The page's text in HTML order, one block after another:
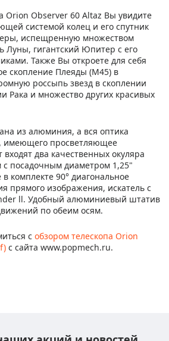
Orion Observer 60 Altaz Вы увидите
системой колец и его спутник
испещренную множеством
Луны, гигантский Юпитер с его
Также Вы откроете для себя
скопление Плеяды (М45) в
россыпь звезд в скоплении
Рака и множество других красивых
из алюминия, а вся оптика
имеющего просветляющее
два качественных окуляра
посадочным диаметром 1,25"
комплекте 90° диагональное
прямого изображения, искатель с
ll. Удобный алюминиевый штатив
по обеим осям.
с обзором телескопа Orion
с сайта www.popmech.ru.